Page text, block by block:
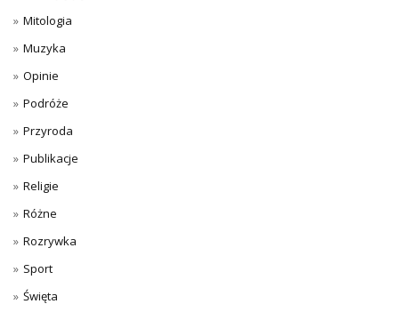
Mitologia
Muzyka
Opinie
Podróże
Przyroda
Publikacje
Religie
Różne
Rozrywka
Sport
Święta